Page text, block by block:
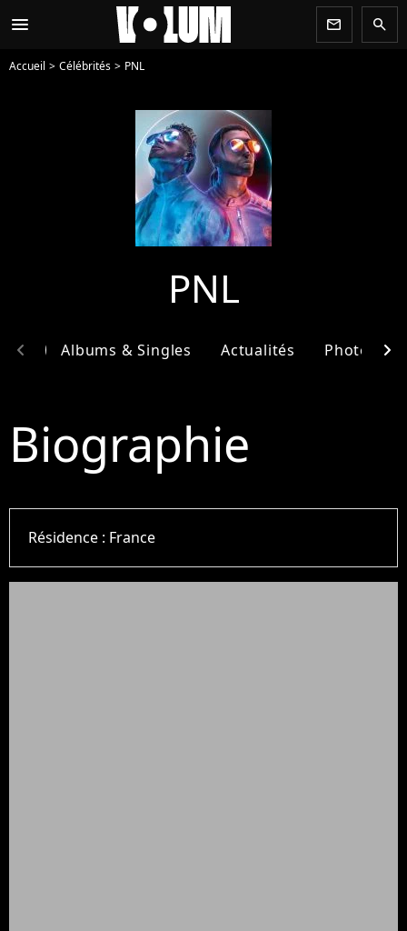
menu newsletter search
Accueil Célébrités PNL
PNL
Albums & Singles Actualités Photos
chevron_left chevron_right
Biographie
Résidence : France